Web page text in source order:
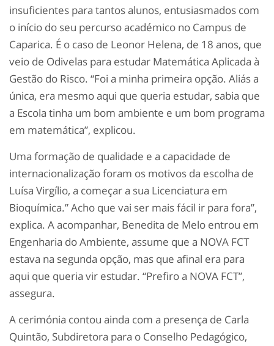
insuficientes para tantos alunos, entusiasmados com
o início do seu percurso académico no Campus de
Caparica. É o caso de Leonor Helena, de 18 anos, que
veio de Odivelas para estudar Matemática Aplicada à
Gestão do Risco. “Foi a minha primeira opção. Aliás a
única, era mesmo aqui que queria estudar, sabia que
a Escola tinha um bom ambiente e um bom programa
em matemática”, explicou.
Uma formação de qualidade e a capacidade de
internacionalização foram os motivos da escolha de
Luísa Virgílio, a começar a sua Licenciatura em
Bioquímica.” Acho que vai ser mais fácil ir para fora”,
explica. A acompanhar, Benedita de Melo entrou em
Engenharia do Ambiente, assume que a NOVA FCT
estava na segunda opção, mas que afinal era para
aqui que queria vir estudar. “Prefiro a NOVA FCT”,
assegura.
A cerimónia contou ainda com a presença de Carla
Quintão, Subdiretora para o Conselho Pedagógico,